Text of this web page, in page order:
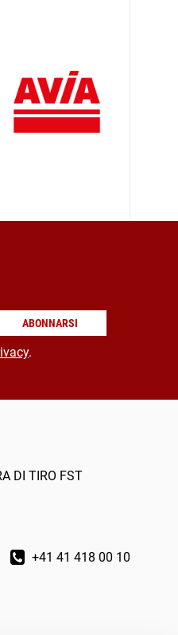
ABONNARSI
.
DI TIRO FST
+41 41 418 00 10